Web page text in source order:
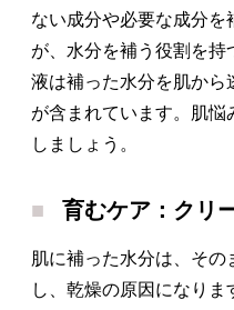
ない成分や必要な成分
が、水分を補う役割を持
液は補った水分を肌から
が含まれています。肌悩
しましょう。
育むケア：クリ
肌に補った水分は、その
し、乾燥の原因になりま